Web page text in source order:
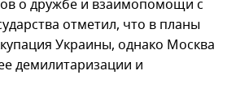
о дружбе и взаимопомощи с
отметил, что в планы
Украины, однако Москва
демилитаризации и